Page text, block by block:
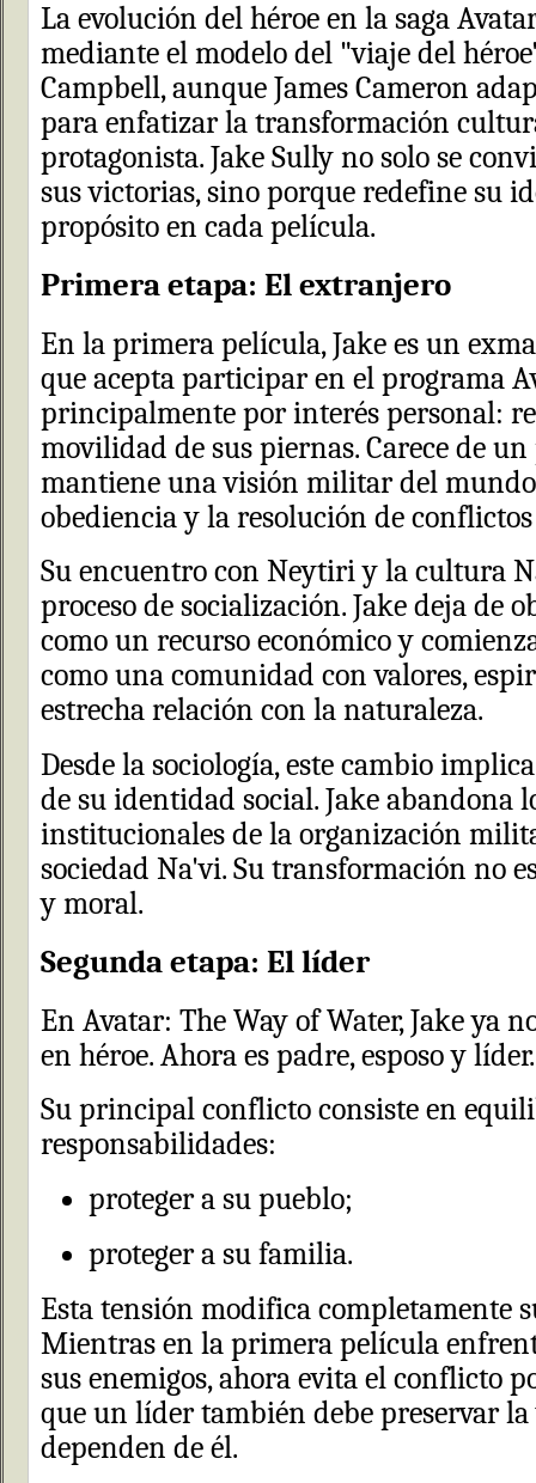
La evolución del héroe en la saga
mediante el modelo del "viaje del
Campbell, aunque James Cameron
para enfatizar la transformación
protagonista. Jake Sully no solo se
sus victorias, sino porque redefine su
propósito en cada película.
Primera etapa: El extranjero
En la primera película, Jake es un
que acepta participar en el programa
principalmente por interés personal:
movilidad de sus piernas. Carece de
mantiene una visión militar del
obediencia y la resolución de
Su encuentro con Neytiri y la cultura
proceso de socialización. Jake deja de
como un recurso económico y
como una comunidad con valores,
estrecha relación con la naturaleza.
Desde la sociología, este cambio
de su identidad social. Jake abandona
institucionales de la organización
sociedad Na'vi. Su transformación no
y moral.
Segunda etapa: El líder
En Avatar: The Way of Water, Jake ya
en héroe. Ahora es padre, esposo y líder.
Su principal conflicto consiste en
responsabilidades:
proteger a su pueblo;
proteger a su familia.
Esta tensión modifica completamente
Mientras en la primera película
sus enemigos, ahora evita el conflicto
que un líder también debe preservar la
dependen de él.